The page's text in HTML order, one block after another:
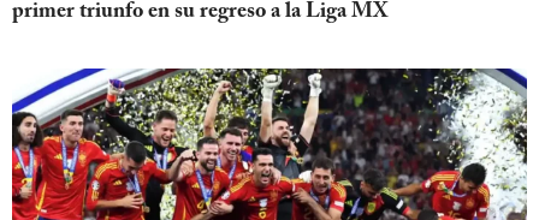
primer triunfo en su regreso a la Liga MX